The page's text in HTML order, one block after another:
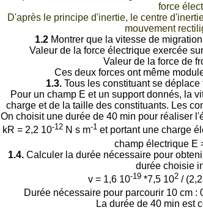
force
D'après le principe d'inertie, le centre
mouvement
1.2Montrer que la vitesse de
Valeur de la force électrique exercée
Valeur de la force de
Ces deux forces ont même
1.3. Tous les constituant se
Pour un champ E et un support donnés, la
charge et de la taille des constituants. Les
On choisit une durée de 40 min pour réaliser
kR = 2,2 10-12 N s m-1 et portant une charge
champ électrique E
1.4.Calculer la durée nécessaire pour
durée choisie
v = 1,6 10-19 *7,5 102 /
Durée nécessaire pour parcourir 10 cm :
La durée de 40 min est